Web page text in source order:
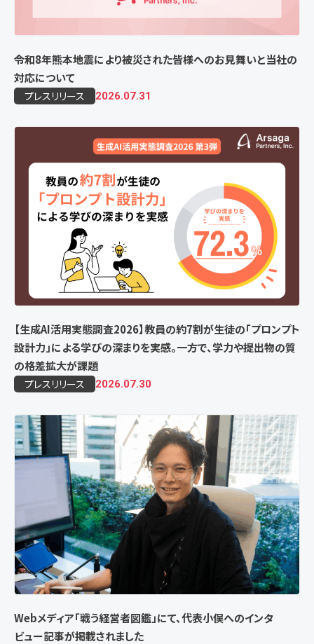
令和8年熊本地震により被災された皆様へのお見舞いと当社の
対応について
プレスリリース 2026.07.31
【生成AI活用実態調査2026】教員の約7割が生徒の「プロンプト
設計力」による学びの深まりを実感。一方で、学力や提出物の質
の格差拡大が課題
プレスリリース 2026.07.30
Webメディア「戦う経営者図鑑」にて、代表小俣へのインタ
ビュー記事が掲載されました